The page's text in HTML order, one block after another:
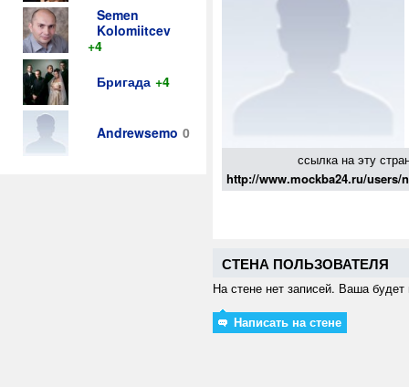
ссылка на эту
http://www.mockba24.ru/users/
СТЕНА ПОЛЬЗОВАТЕЛЯ
На стене нет записей. Ваша будет
Написать на стене
Semen
Kolomiitcev
+4
Бригада +4
Andrewsemo 0